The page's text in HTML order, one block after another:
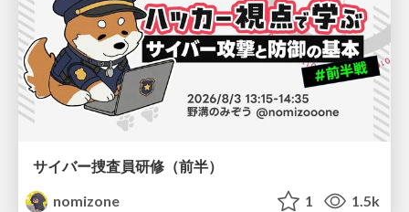
サイバー捜査員研修（前半）
nomizone
1 1.5k